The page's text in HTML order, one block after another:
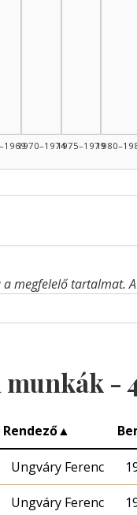
1970–19741975–1979
megfelelő tartalmat.
munkák -
Rendező▲
Ungváry Ferenc
Ungváry Ferenc